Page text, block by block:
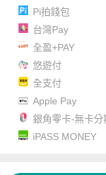
Pi拍錢包
台灣Pay
全盈+PAY
悠遊付
全支付
Apple Pay
銀角零卡-無卡分
iPASS MONEY